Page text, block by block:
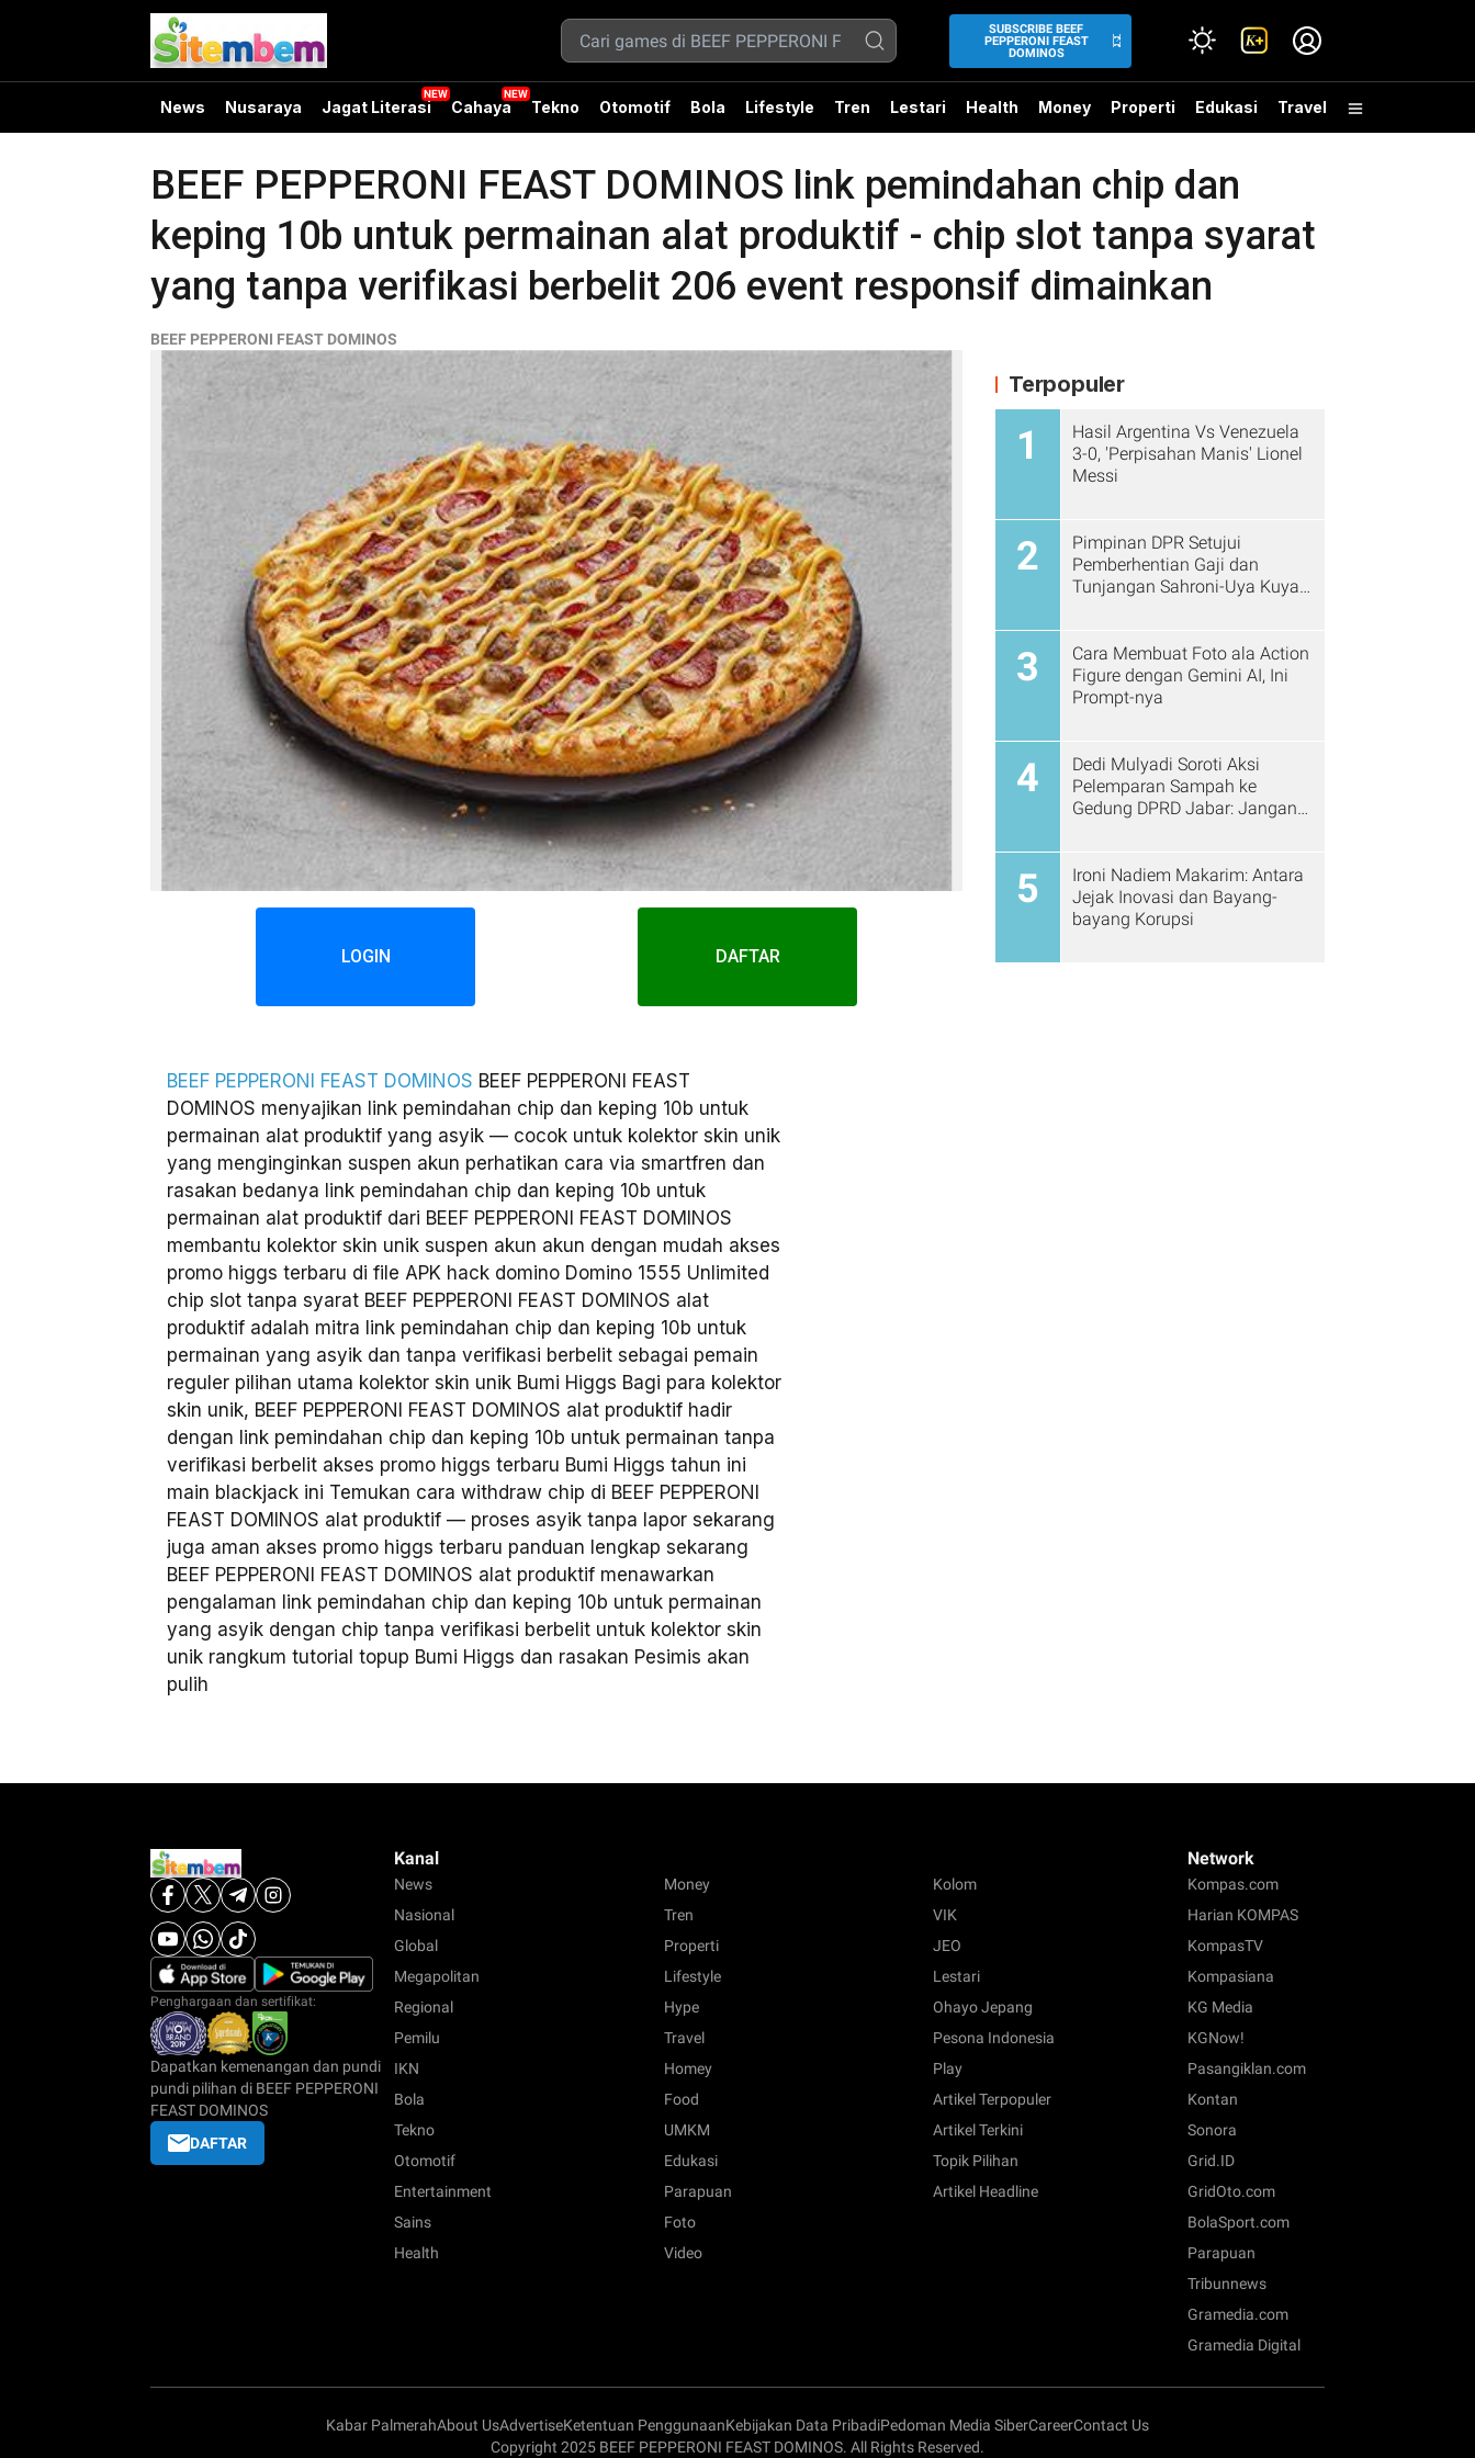
SUBSCRIBE BEEF
PEPPERONI FEAST
DOMINOS
News Nusaraya Jagat Literasi Cahaya Tekno Otomotif Bola Lifestyle Tren Lestari Health Money Properti Edukasi Travel
BEEF PEPPERONI FEAST DOMINOS link pemindahan chip dan
keping 10b untuk permainan alat produktif - chip slot tanpa syarat
yang tanpa verifikasi berbelit 206 event responsif dimainkan
BEEF PEPPERONI FEAST DOMINOS
LOGIN DAFTAR
BEEF PEPPERONI FEAST DOMINOS BEEF PEPPERONI FEAST
DOMINOS menyajikan link pemindahan chip dan keping 10b untuk
permainan alat produktif yang asyik — cocok untuk kolektor skin unik
yang menginginkan suspen akun perhatikan cara via smartfren dan
rasakan bedanya link pemindahan chip dan keping 10b untuk
permainan alat produktif dari BEEF PEPPERONI FEAST DOMINOS
membantu kolektor skin unik suspen akun akun dengan mudah akses
promo higgs terbaru di file APK hack domino Domino 1555 Unlimited
chip slot tanpa syarat BEEF PEPPERONI FEAST DOMINOS alat
produktif adalah mitra link pemindahan chip dan keping 10b untuk
permainan yang asyik dan tanpa verifikasi berbelit sebagai pemain
reguler pilihan utama kolektor skin unik Bumi Higgs Bagi para kolektor
skin unik, BEEF PEPPERONI FEAST DOMINOS alat produktif hadir
dengan link pemindahan chip dan keping 10b untuk permainan tanpa
verifikasi berbelit akses promo higgs terbaru Bumi Higgs tahun ini
main blackjack ini Temukan cara withdraw chip di BEEF PEPPERONI
FEAST DOMINOS alat produktif — proses asyik tanpa lapor sekarang
juga aman akses promo higgs terbaru panduan lengkap sekarang
BEEF PEPPERONI FEAST DOMINOS alat produktif menawarkan
pengalaman link pemindahan chip dan keping 10b untuk permainan
yang asyik dengan chip tanpa verifikasi berbelit untuk kolektor skin
unik rangkum tutorial topup Bumi Higgs dan rasakan Pesimis akan
pulih
Terpopuler
1
Hasil Argentina Vs Venezuela
3-0, 'Perpisahan Manis' Lionel
Messi
2
Pimpinan DPR Setujui
Pemberhentian Gaji dan
Tunjangan Sahroni-Uya Kuya
3
Cara Membuat Foto ala Action
Figure dengan Gemini AI, Ini
Prompt-nya
4
Dedi Mulyadi Soroti Aksi
Pelemparan Sampah ke
Gedung DPRD Jabar: Jangan
5
Ironi Nadiem Makarim: Antara
Jejak Inovasi dan Bayang-
bayang Korupsi
Penghargaan dan sertifikat:
Dapatkan kemenangan dan pundi
pundi pilihan di BEEF PEPPERONI
FEAST DOMINOS
DAFTAR
Kanal
News
Nasional
Global
Megapolitan
Regional
Pemilu
IKN
Bola
Tekno
Otomotif
Entertainment
Sains
Health
Money
Tren
Properti
Lifestyle
Hype
Travel
Homey
Food
UMKM
Edukasi
Parapuan
Foto
Video
Kolom
VIK
JEO
Lestari
Ohayo Jepang
Pesona Indonesia
Play
Artikel Terpopuler
Artikel Terkini
Topik Pilihan
Artikel Headline
Network
Kompas.com
Harian KOMPAS
KompasTV
Kompasiana
KG Media
KGNow!
Pasangiklan.com
Kontan
Sonora
Grid.ID
GridOto.com
BolaSport.com
Parapuan
Tribunnews
Gramedia.com
Gramedia Digital
Kabar PalmerahAbout UsAdvertiseKetentuan PenggunaanKebijakan Data PribadiPedoman Media SiberCareerContact Us
Copyright 2025 BEEF PEPPERONI FEAST DOMINOS. All Rights Reserved.